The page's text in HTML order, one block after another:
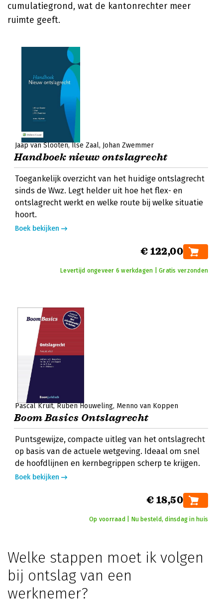
cumulatiegrond, wat de kantonrechter meer
ruimte geeft.
Jaap van Slooten Ilse Zaal Johan Zwemmer
Handboek nieuw ontslagrecht
Toegankelijk overzicht van het huidige ontslagrecht
sinds de Wwz. Legt helder uit hoe het flex- en
ontslagrecht werkt en welke route bij welke situatie
hoort.
Boek bekijken
€ 122,00
Levertijd ongeveer 6 werkdagen | Gratis verzonden
Pascal Kruit Ruben Houweling Menno van Koppen
Boom Basics Ontslagrecht
Puntsgewijze, compacte uitleg van het ontslagrecht
op basis van de actuele wetgeving. Ideaal om snel
de hoofdlijnen en kernbegrippen scherp te krijgen.
Boek bekijken
€ 18,50
Op voorraad | Nu besteld, dinsdag in huis
Welke stappen moet ik volgen
bij ontslag van een
werknemer?